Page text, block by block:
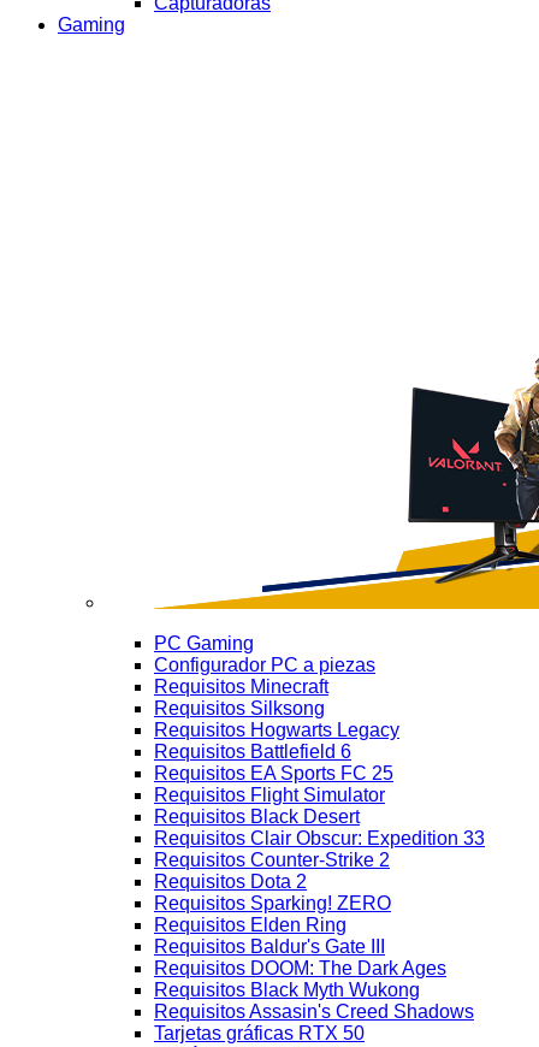
Gaming
PC Gaming
Configurador PC a piezas
Requisitos Minecraft
Requisitos Silksong
Requisitos Hogwarts Legacy
Requisitos Battlefield 6
Requisitos EA Sports FC 25
Requisitos Flight Simulator
Requisitos Black Desert
Requisitos Clair Obscur: Expedition 33
Requisitos Counter-Strike 2
Requisitos Dota 2
Requisitos Sparking! ZERO
Requisitos Elden Ring
Requisitos Baldur's Gate III
Requisitos DOOM: The Dark Ages
Requisitos Black Myth Wukong
Requisitos Assasin's Creed Shadows
Tarjetas gráficas RTX 50